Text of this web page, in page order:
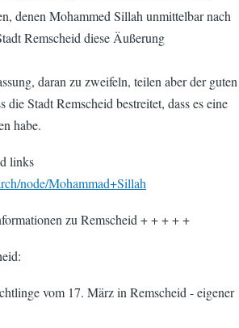
denen Mohammed Sillah unmittelbar nach
Remscheid diese Äußerung
daran zu zweifeln, teilen aber der guten
die Stadt Remscheid bestreitet, dass es eine
habe.
links
node/Mohammad+Sillah
zu Remscheid + + + + +
vom 17. März in Remscheid - eigener